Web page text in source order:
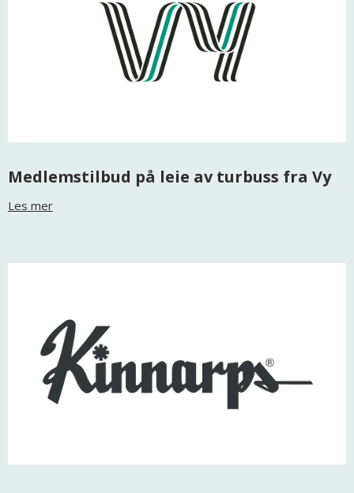
Medlemstilbud på leie av turbuss fra Vy
Les mer